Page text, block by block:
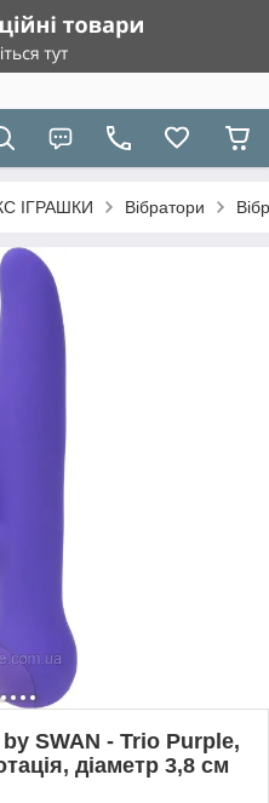
ІГРАШКИ Вібратори
SWAN - Trio Purple,
діаметр 3,8 см